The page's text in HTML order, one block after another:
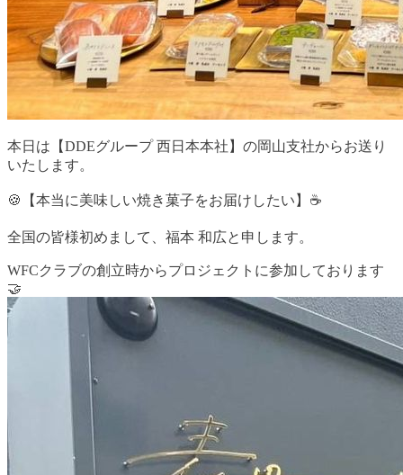
本日は【DDEグループ 西日本本社】の岡山支社からお送り
いたします。
🍪【本当に美味しい焼き菓子をお届けしたい】☕️
全国の皆様初めまして、福本 和広と申します。
WFCクラブの創立時からプロジェクトに参加しております
🤝